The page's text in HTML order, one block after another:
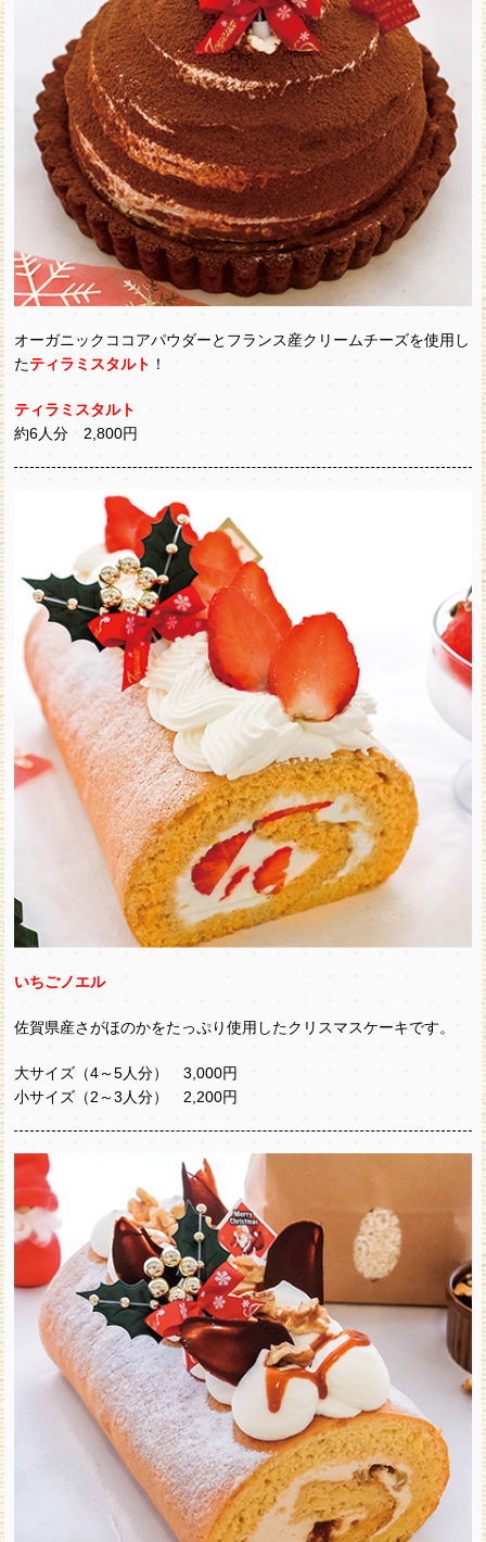
オーガニックココアパウダーとフランス産クリームチーズを使用し
たティラミスタルト ！
ティラミスタルト
約6人分 2,800円
いちごノエル
佐賀県産さがほのかをたっぷり使用したクリスマスケーキです。
大サイズ（4～5人分） 3,000円
小サイズ（2～3人分） 2,200円